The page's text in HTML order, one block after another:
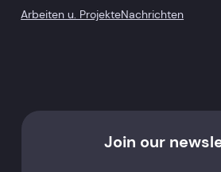
Arbeiten u. ProjekteNachrichten
Join our